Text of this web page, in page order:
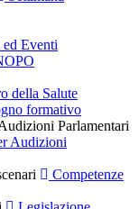
Eventi
della Salute
formativo
Parlamentari
Audizioni
Competenze